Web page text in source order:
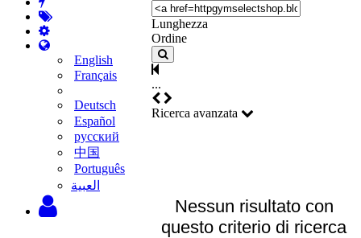
English
Français
Deutsch
Español
русский
中国
Português
‫العبية
Lunghezza
Ordine
...
Ricerca avanzata
Nessun risultato con
questo criterio di ricerca